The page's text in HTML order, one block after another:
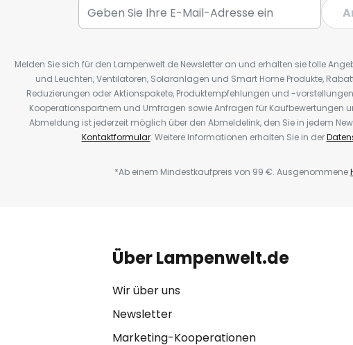
Melden Sie sich für den Lampenwelt.de Newsletter an und erhalten sie tolle
und Leuchten, Ventilatoren, Solaranlagen und Smart Home Produkte,
Reduzierungen oder Aktionspakete, Produktempfehlungen und -
Kooperationspartnern und Umfragen sowie Anfragen für Kaufbewertungen
Abmeldung ist jederzeit möglich über den Abmeldelink, den Sie in jedem
Kontaktformular. Weitere Informationen erhalten Sie in der
*Ab einem Mindestkaufpreis von 99 €. Ausgenommene
Über Lampenwelt.de
Wir über uns
Newsletter
Marketing-Kooperationen